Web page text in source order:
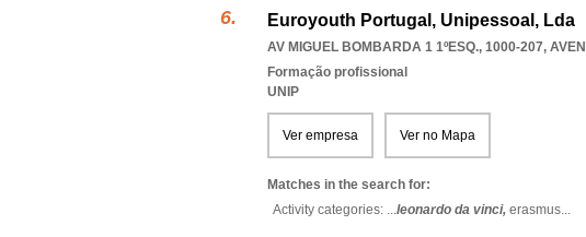
Euroyouth Portugal, Unipessoal, Lda
AV MIGUEL BOMBARDA 1 1ºESQ., 1000-207,
Formação profissional
UNIP
Ver empresa Ver no Mapa
Matches in the search for:
Activity categories: ...leonardo da vinci, erasmus...